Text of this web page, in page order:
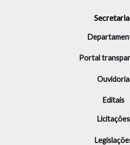
Portal
Ouvidoria
Editais
Licitações